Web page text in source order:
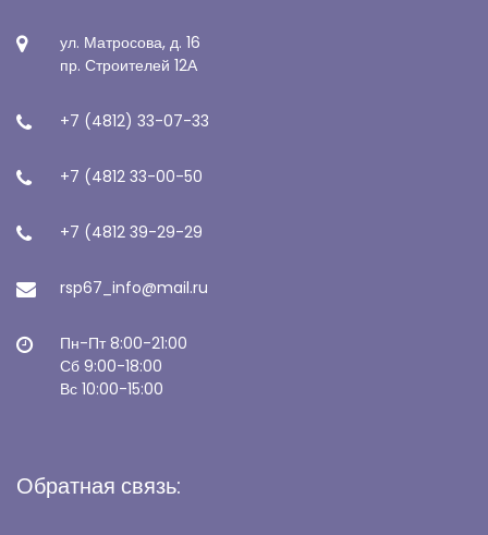
ул. Матросова, д. 16
пр. Строителей 12А
+7 (4812) 33-07-33
+7 (4812 33-00-50
+7 (4812 39-29-29
rsp67_info@mail.ru
Пн-Пт 8:00-21:00
Сб 9:00-18:00
Вс 10:00-15:00
Обратная связь: